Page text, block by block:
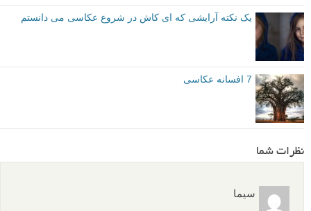
یک نکته آرایشی که ای کاش در شروع عکاسی می دانستم
7 افسانه عکاسی
نظرات شما
سیما